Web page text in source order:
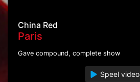
China Red
Paris
Gave compound, complete show
Speel video